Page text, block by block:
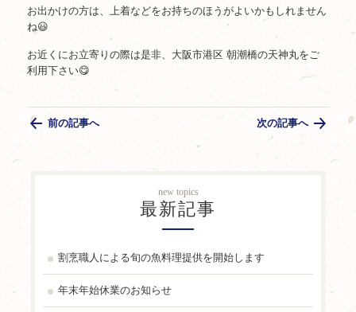
お出かけの方は、上着などをお持ちのほうがよいかもしれません
ね😃
お近くにお立寄りの際は是非、大阪市港区 朝潮橋の天神丸をご
利用下さい😋
前の記事へ 次の記事へ
new topics
最新記事
割烹職人による旬の魚料理提供を開始します
年末年始休業のお知らせ